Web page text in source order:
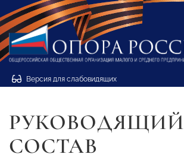
Версия для слабовидящих
РУКОВОДЯЩИЙ
СОСТАВ